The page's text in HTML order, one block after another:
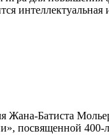
Жана-Батиста
посвященной